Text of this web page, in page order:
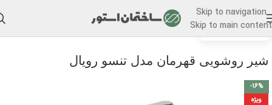
Skip to navigation
Skip to main content
خانه/شیر روشویی
شیر روشویی قهرمان مدل تنسو رویال
-16%
ویژه